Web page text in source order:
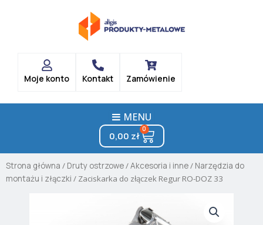
Moje konto Kontakt Zamówienie
MENU
0,00 zł
0
Cart
Strona główna / Druty ostrzowe/Akcesoria i inne/ Narzędzia do
montażu i złączki / Zaciskarka do złączek Regur RO-DOZ 33